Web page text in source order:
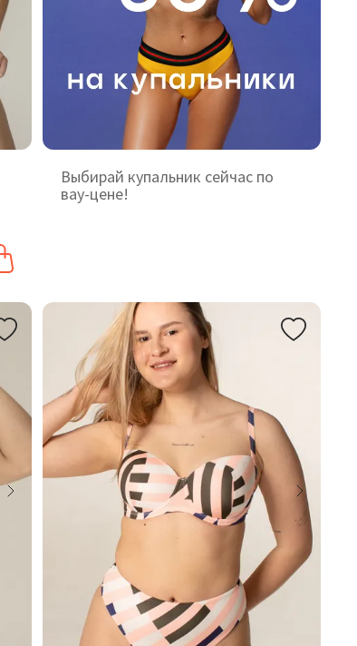
Выбирай купальник сейчас по
вау-цене!